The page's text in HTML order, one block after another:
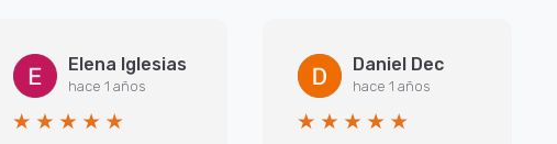
Elena Iglesias
hace 1 años
Daniel Dec
hace 1 años